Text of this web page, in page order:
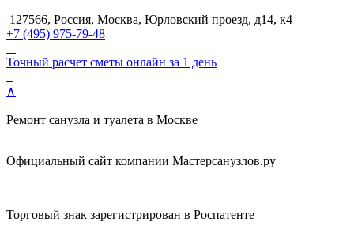
127566, Россия, Москва, Юрловский проезд, д14, к4
+7 (495) 975-79-48
Точный расчет сметы онлайн за 1 день
∧
Ремонт санузла и туалета в Москве
Официальный сайт компании Мастерсанузлов.ру
Торговый знак зарегистрирован в Роспатенте